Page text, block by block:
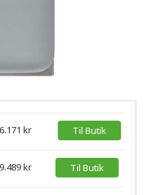
6.171 kr Til Butik
9.489 kr Til Butik